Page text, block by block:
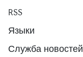
RSS
Языки
Служба новостей